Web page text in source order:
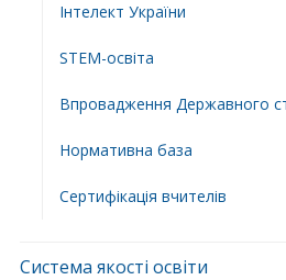
Інтелект України
STEM-освіта
Впровадження Державного
Нормативна база
Сертифікація вчителів
Система якості освіти